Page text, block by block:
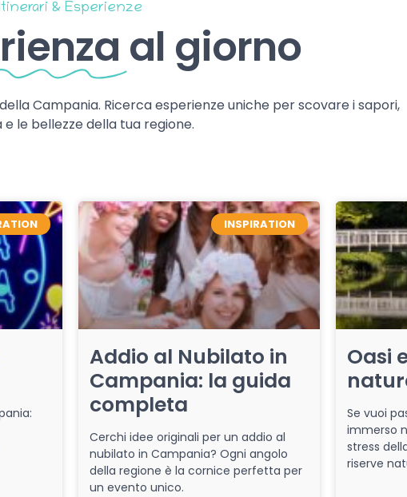
& Esperienze
al giorno
Campania. Ricerca esperienze uniche per scovare i sapori,
e le bellezze della tua regione.
INSPIRATION
Addio al Nubilato in
Campania: la guida
completa
Cerchi idee originali per un addio al
nubilato in Campania? Ogni angolo
della regione è la cornice perfetta per
un evento unico.
Oasi
Se vuoi
immerso
stress
riserve